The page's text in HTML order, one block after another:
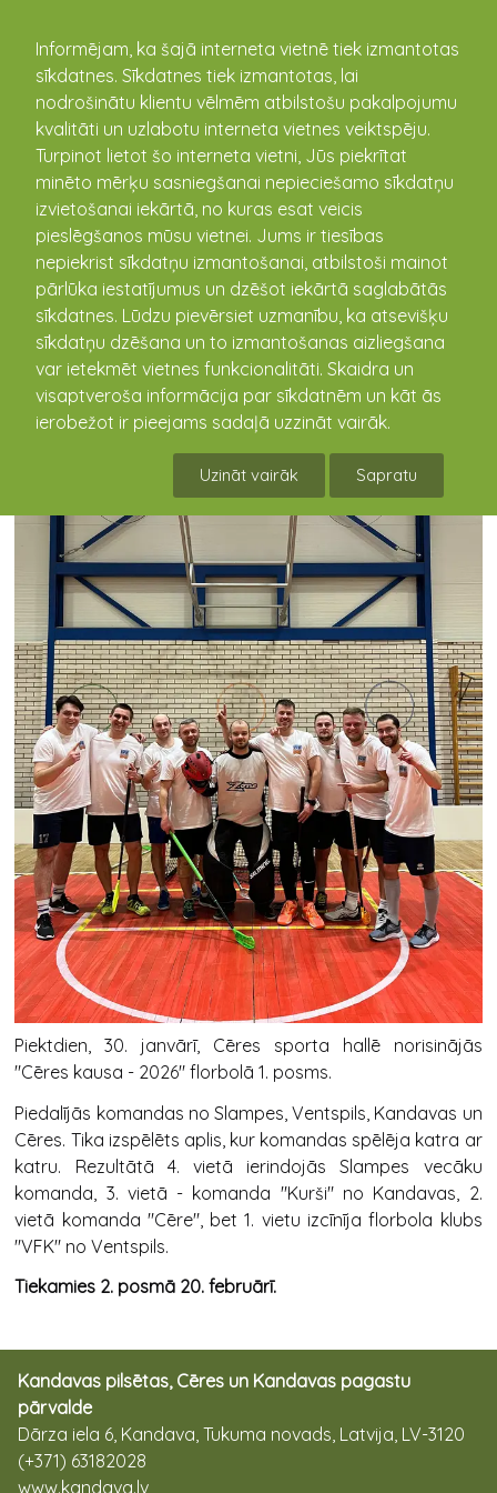
Informējam, ka šajā interneta vietnē tiek izmantotas
sīkdatnes. Sīkdatnes tiek izmantotas, lai
nodrošinātu klientu vēlmēm atbilstošu pakalpojumu
kvalitāti un uzlabotu interneta vietnes veiktspēju.
Turpinot lietot šo interneta vietni, Jūs piekrītat
minēto mērķu sasniegšanai nepieciešamo sīkdatņu
izvietošanai iekārtā, no kuras esat veicis
pieslēgšanos mūsu vietnei. Jums ir tiesības
nepiekrist sīkdatņu izmantošanai, atbilstoši mainot
pārlūka iestatījumus un dzēšot iekārtā saglabātās
sīkdatnes. Lūdzu pievērsiet uzmanību, ka atsevišķu
sīkdatņu dzēšana un to izmantošanas aizliegšana
var ietekmēt vietnes funkcionalitāti. Skaidra un
visaptveroša informācija par sīkdatnēm un kāt ās
ierobežot ir pieejams sadaļā uzzināt vairāk.
Uzināt vairāk Sapratu
kandava.lv
Cēres sporta hallē norisinājās
"Cēres kausa - 2026" florbolā 1.
posms.
04.02.2026
Piektdien, 30. janvārī, Cēres sporta hallē norisinājās
"Cēres kausa - 2026" florbolā 1. posms.
Piedalījās komandas no Slampes, Ventspils, Kandavas un
Cēres. Tika izspēlēts aplis, kur komandas spēlēja katra ar
katru. Rezultātā 4. vietā ierindojās Slampes vecāku
komanda, 3. vietā - komanda "Kurši" no Kandavas, 2.
vietā komanda "Cēre", bet 1. vietu izcīnīja florbola klubs
"VFK" no Ventspils.
Tiekamies 2. posmā 20. februārī.
Kandavas pilsētas, Cēres un Kandavas pagastu
pārvalde
Dārza iela 6, Kandava, Tukuma novads, Latvija, LV-3120
(+371) 63182028
www.kandava.lv